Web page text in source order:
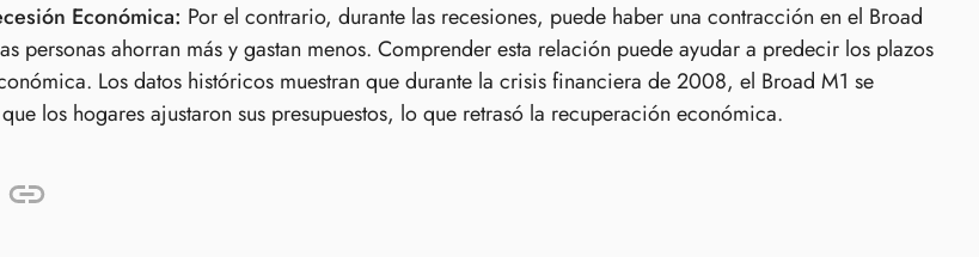
Económica: Por el contrario, durante las recesiones, puede haber una contracción en el Broad
personas ahorran más y gastan menos. Comprender esta relación puede ayudar a predecir los plazos
Los datos históricos muestran que durante la crisis financiera de 2008, el Broad M1 se
los hogares ajustaron sus presupuestos, lo que retrasó la recuperación económica.